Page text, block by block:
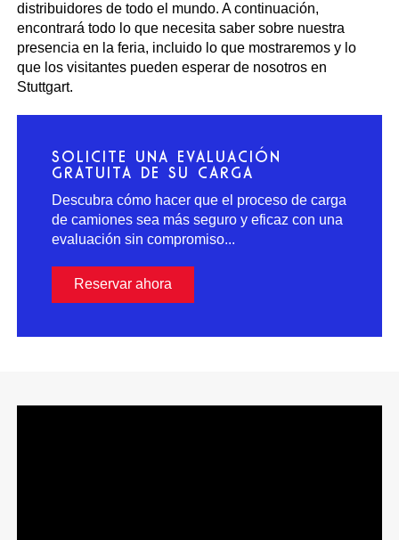
distribuidores de todo el mundo. A continuación,
encontrará todo lo que necesita saber sobre nuestra
presencia en la feria, incluido lo que mostraremos y lo
que los visitantes pueden esperar de nosotros en
Stuttgart.
SOLICITE UNA EVALUACIÓN
GRATUITA DE SU CARGA
Descubra cómo hacer que el proceso de carga
de camiones sea más seguro y eficaz con una
evaluación sin compromiso...
Reservar ahora